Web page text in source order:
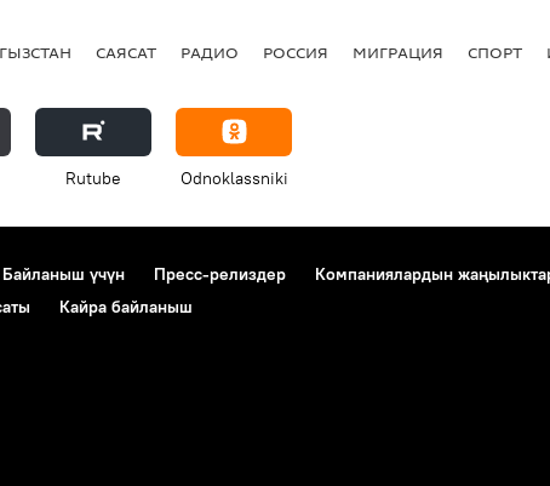
САЯСАТ РАДИО РОССИЯ МИГРАЦИЯ СПОРТ
Rutube Odnoklassniki
Байланыш үчүн Пресс-релиздер Компаниялардын
Кайра байланыш